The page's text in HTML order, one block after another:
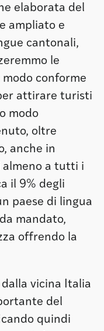
elaborata del
ampliato e
cantonali,
le
conforme
attirare turisti
modo
oltre
anche in
almeno a tutti i
il 9% degli
paese di lingua
mandato,
offrendo la
vicina Italia
del
quindi